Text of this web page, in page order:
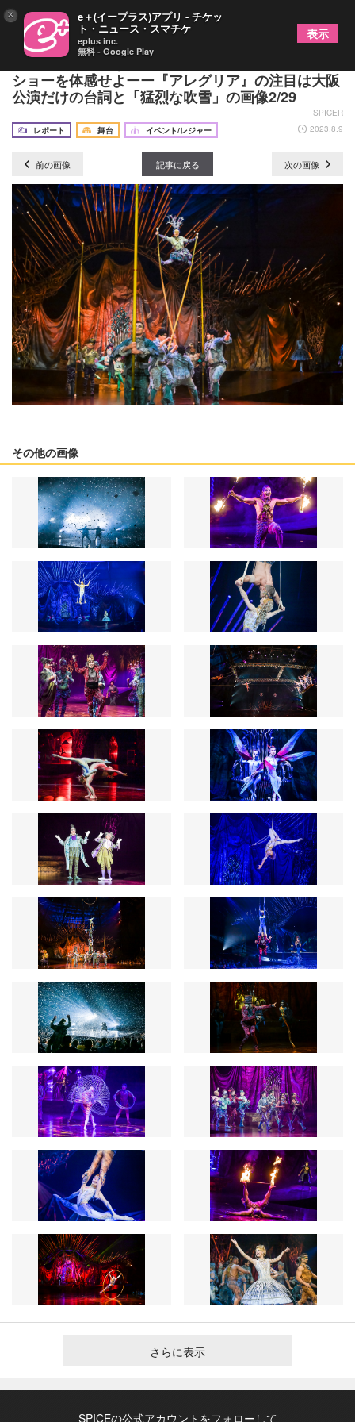
人間業とは思えないシルク・ドゥ・ソレイユ圧巻の
ショーを体感せよーー『アレグリア』の注目は大阪
公演だけの台詞と「猛烈な吹雪」の画像2/29
SPICER
レポート
舞台 イベント/レジャー 2023.8.9
前の画像 記事に戻る 次の画像
その他の画像
さらに表示
SPICEの公式アカウントをフォローして
× e＋(イープラス)アプリ - チケッ
ト・ニュース・スマチケ
eplus inc.
無料 - Google Play
表示